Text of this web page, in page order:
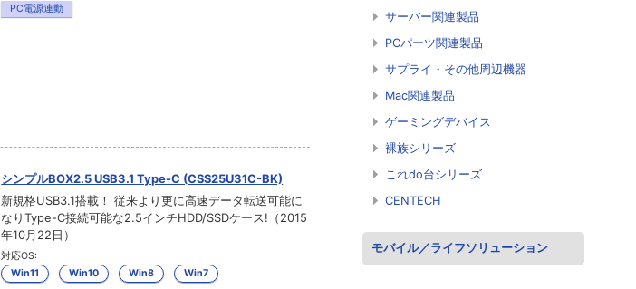
PC電源連動
シンプルBOX2.5 USB3.1 Type-C (CSS25U31C-BK)
新規格USB3.1搭載！ 従来より更に高速データ転送可能に
なりType-C接続可能な2.5インチHDD/SSDケース!（2015
年10月22日）
対応OS:
Win11
Win10 Win8 Win7
サーバー関連製品
PCパーツ関連製品
サプライ・その他周辺機器
Mac関連製品
ゲーミングデバイス
裸族シリーズ
これdo台シリーズ
CENTECH
モバイル／ライフソリューション